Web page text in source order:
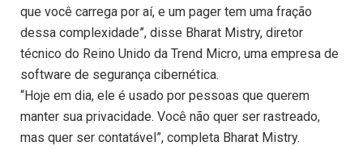
que você carrega por aí, e um pager tem uma fração
dessa complexidade”, disse Bharat Mistry, diretor
técnico do Reino Unido da Trend Micro, uma empresa de
software de segurança cibernética.
“Hoje em dia, ele é usado por pessoas que querem
manter sua privacidade. Você não quer ser rastreado,
mas quer ser contatável”, completa Bharat Mistry.